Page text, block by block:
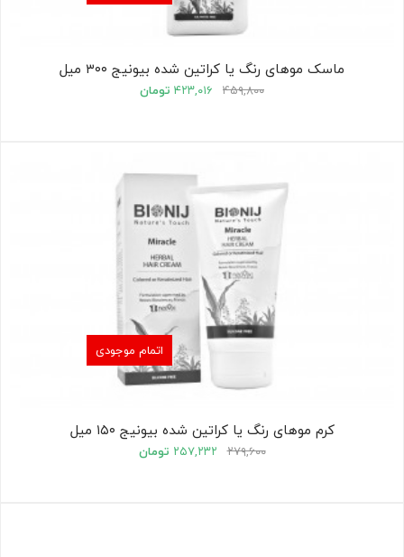
ماسک موهای رنگ یا کراتین شده بیونیج ۳۰۰ میل
۴۵۹,۸۰۰ ۴۲۳,۰۱۶ تومان
اتمام موجودی
کرم موهای رنگ یا کراتین شده بیونیج ۱۵۰ میل
۲۷۹,۶۰۰ ۲۵۷,۲۳۲ تومان